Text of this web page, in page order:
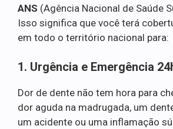
ANS (Agência Nacional de Saúde
Isso significa que você terá
em todo o território nacional para:
1. Urgência e Emergência
Dor de dente não tem hora para
dor aguda na madrugada, um
um acidente ou uma inflamação